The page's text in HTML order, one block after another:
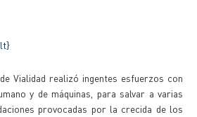
Vialidad realizó ingentes esfuerzos con
y de máquinas, para salvar a varias
provocadas por la crecida de los